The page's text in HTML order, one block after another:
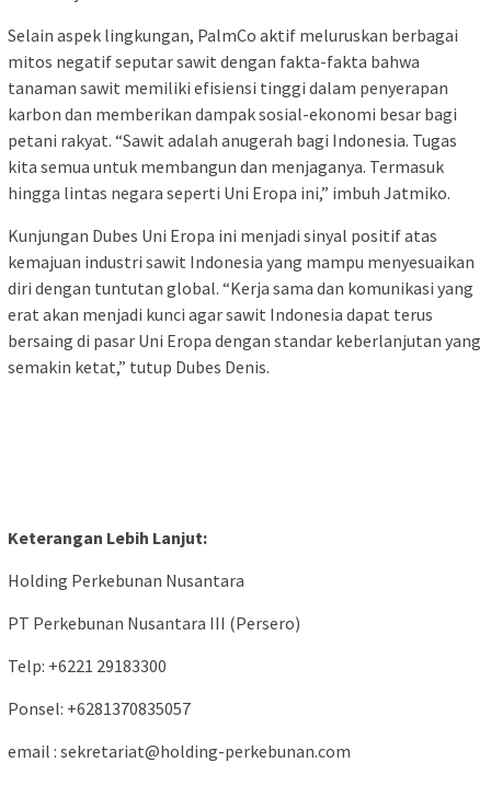
Selain aspek lingkungan, PalmCo aktif meluruskan berbagai
mitos negatif seputar sawit dengan fakta-fakta bahwa
tanaman sawit memiliki efisiensi tinggi dalam penyerapan
karbon dan memberikan dampak sosial-ekonomi besar bagi
petani rakyat. “Sawit adalah anugerah bagi Indonesia. Tugas
kita semua untuk membangun dan menjaganya. Termasuk
hingga lintas negara seperti Uni Eropa ini,” imbuh Jatmiko.
Kunjungan Dubes Uni Eropa ini menjadi sinyal positif atas
kemajuan industri sawit Indonesia yang mampu menyesuaikan
diri dengan tuntutan global. “Kerja sama dan komunikasi yang
erat akan menjadi kunci agar sawit Indonesia dapat terus
bersaing di pasar Uni Eropa dengan standar keberlanjutan yang
semakin ketat,” tutup Dubes Denis.
Keterangan Lebih Lanjut:
Holding Perkebunan Nusantara
PT Perkebunan Nusantara III (Persero)
Telp: +6221 29183300
Ponsel: +6281370835057
email : sekretariat@holding-perkebunan.com